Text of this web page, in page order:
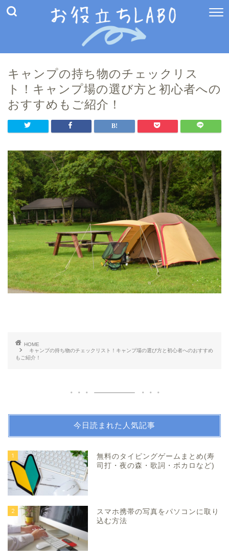
キャンプの持ち物のチェックリス
ト！キャンプ場の選び方と初心者への
おすすめもご紹介！
HOME
キャンプの持ち物のチェックリスト！キャンプ場の選び方と初心者へのおすすめ
もご紹介！
今日読まれた人気記事
1
無料のタイピングゲームまとめ(寿
司打・夜の森・歌詞・ボカロなど)
2
スマホ携帯の写真をパソコンに取り
込む方法